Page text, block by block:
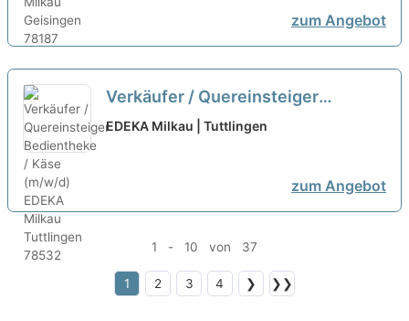
zum Angebot
Verkäufer / Quereinsteiger
Bedientheke / Käse (m/w/d)
EDEKA Milkau | Tuttlingen
zum Angebot
1 - 10 von 37
1 2 3 4 ❯ ❯❯